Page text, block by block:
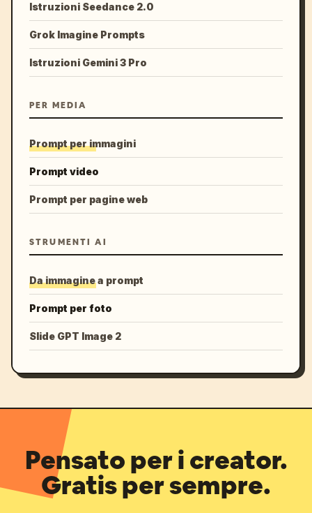
Istruzioni Seedance 2.0
Grok Imagine Prompts
Istruzioni Gemini 3 Pro
PER MEDIA
Prompt per immagini
Prompt video
Prompt per pagine web
STRUMENTI AI
Da immagine a prompt
Prompt per foto
Slide GPT Image 2
Pensato per i creator.
Gratis per sempre.